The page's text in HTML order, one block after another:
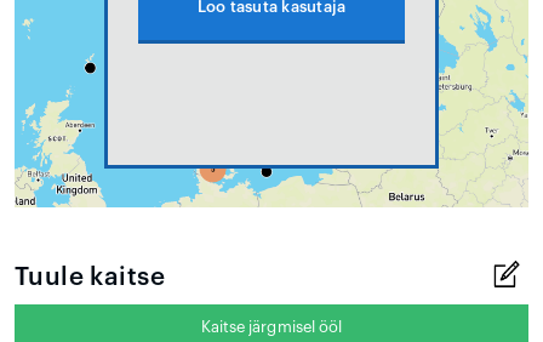
Loo tasuta kasutaja
Tuule kaitse
Kaitse järgmisel ööl